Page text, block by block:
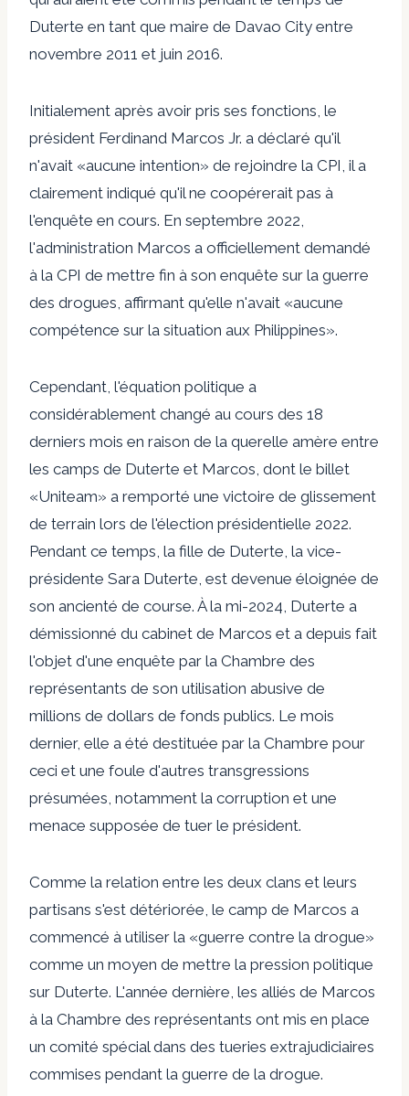
Duterte en tant que maire de Davao City entre
novembre 2011 et juin 2016.
Initialement après avoir pris ses fonctions, le
président Ferdinand Marcos Jr. a déclaré qu'il
n'avait «aucune intention» de rejoindre la CPI, il a
clairement indiqué qu'il ne coopérerait pas à
l'enquête en cours. En septembre 2022,
l'administration Marcos a officiellement demandé
à la CPI de mettre fin à son enquête sur la guerre
des drogues, affirmant qu'elle n'avait «aucune
compétence sur la situation aux Philippines».
Cependant, l'équation politique a
considérablement changé au cours des 18
derniers mois en raison de la querelle amère entre
les camps de Duterte et Marcos, dont le billet
«Uniteam» a remporté une victoire de glissement
de terrain lors de l'élection présidentielle 2022.
Pendant ce temps, la fille de Duterte, la vice-
présidente Sara Duterte, est devenue éloignée de
son ancienté de course. À la mi-2024, Duterte a
démissionné du cabinet de Marcos et a depuis fait
l'objet d'une enquête par la Chambre des
représentants de son utilisation abusive de
millions de dollars de fonds publics. Le mois
dernier, elle a été destituée par la Chambre pour
ceci et une foule d'autres transgressions
présumées, notamment la corruption et une
menace supposée de tuer le président.
Comme la relation entre les deux clans et leurs
partisans s'est détériorée, le camp de Marcos a
commencé à utiliser la «guerre contre la drogue»
comme un moyen de mettre la pression politique
sur Duterte. L'année dernière, les alliés de Marcos
à la Chambre des représentants ont mis en place
un comité spécial dans des tueries extrajudiciaires
commises pendant la guerre de la drogue.